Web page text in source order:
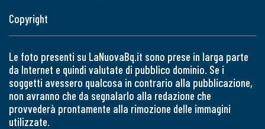
Copyright
Le foto presenti su LaNuovaBq.it sono prese in larga parte
da Internet e quindi valutate di pubblico dominio. Se i
soggetti avessero qualcosa in contrario alla pubblicazione,
non avranno che da segnalarlo alla redazione che
provvederà prontamente alla rimozione delle immagini
utilizzate.